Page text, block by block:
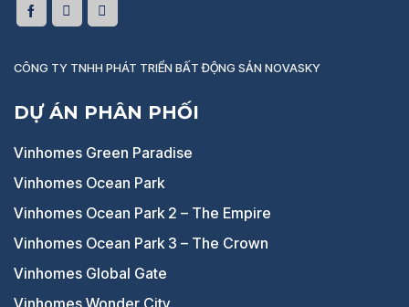
CÔNG TY TNHH PHÁT TRIỂN BẤT ĐỘNG SẢN NOVASKY
DỰ ÁN PHÂN PHỐI
Vinhomes Green Paradise
Vinhomes Ocean Park
Vinhomes Ocean Park 2 – The Empire
Vinhomes Ocean Park 3 – The Crown
Vinhomes Global Gate